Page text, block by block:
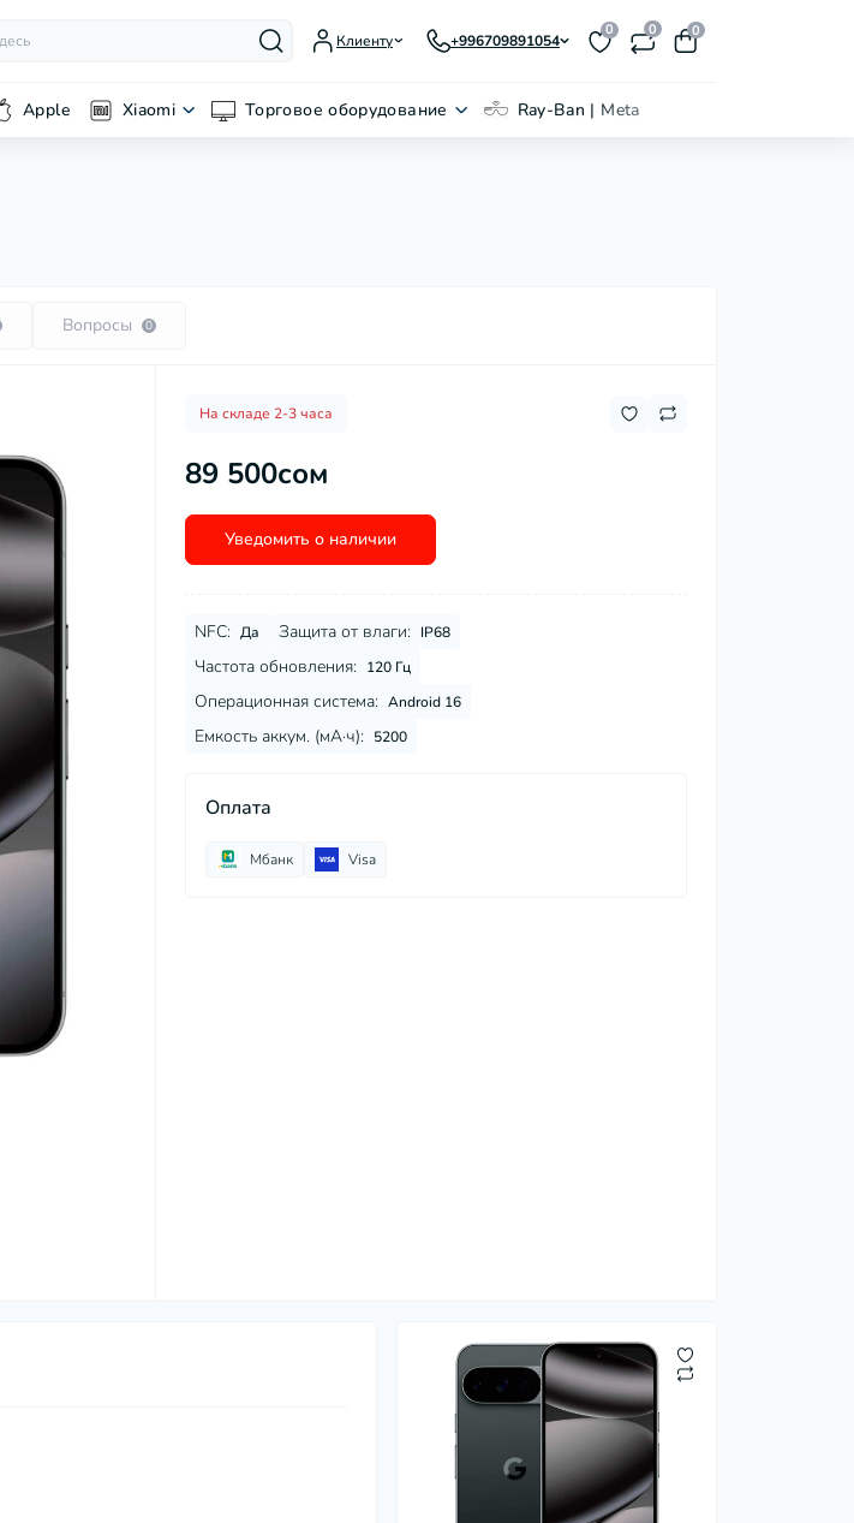
Клиенту +996709891054
0 0 0
Apple Xiaomi Торговое оборудование Ray-Ban | Meta
Вопросы 0
На складе 2-3 часа
89 500сом
Уведомить о наличии
NFC: Да Защита от влаги: IP68
Частота обновления: 120 Гц
Операционная система: Android 16
Емкость аккум. (мА·ч): 5200
Оплата
Мбанк Visa